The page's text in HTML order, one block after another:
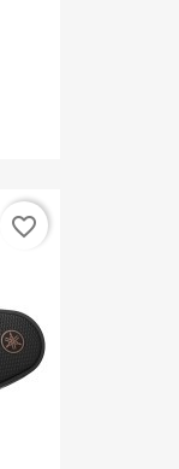
favorite_border